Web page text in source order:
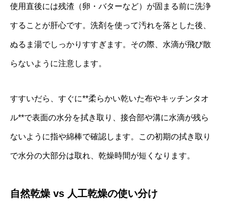
使用直後には残渣（卵・バターなど）が固まる前に洗浄
することが肝心です。洗剤を使って汚れを落とした後、
ぬるま湯でしっかりすすぎます。その際、水滴が飛び散
らないように注意します。
すすいだら、すぐに**柔らかい乾いた布やキッチンタオ
ル**で表面の水分を拭き取り、接合部や溝に水滴が残ら
ないように指や綿棒で確認します。この初期の拭き取り
で水分の大部分は取れ、乾燥時間が短くなります。
自然乾燥 vs 人工乾燥の使い分け